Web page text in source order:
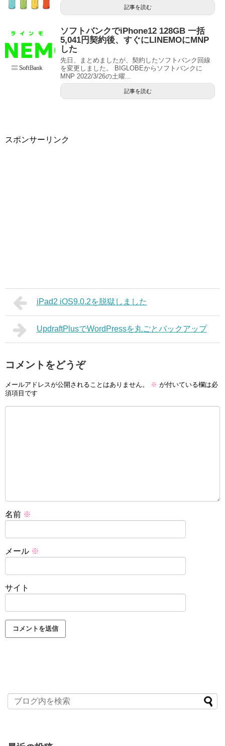
記事を読む
ソフトバンクでiPhone12 128GB 一括
5,041円契約後、すぐにLINEMOにMNP
した
先日、まとめましたが、契約したソフトバンク回線
を変更しました。 BIGLOBEからソフトバンクに
MNP 2022/3/26の土曜...
記事を読む
スポンサーリンク
iPad2 iOS9.0.2を脱獄しました
UpdraftPlusでWordPressを丸ごとバックアップ
コメントをどうぞ
メールアドレスが公開されることはありません。 ※ が付いている欄は必
須項目です
名前 ※
メール ※
サイト